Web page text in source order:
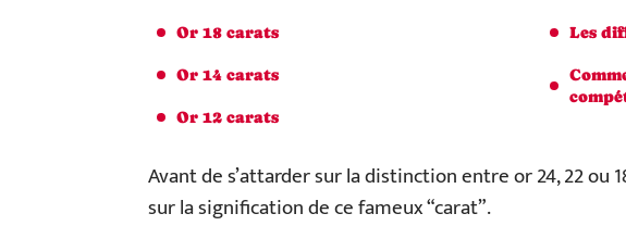
Or 18 carats
Or 14 carats
Or 12 carats
Les
Avant de s’attarder sur la distinction entre or 24, 22 ou
sur la signification de ce fameux “carat”.